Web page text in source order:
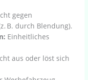
gegen
B. durch Blendung).
Einheitliches
aus oder löst sich